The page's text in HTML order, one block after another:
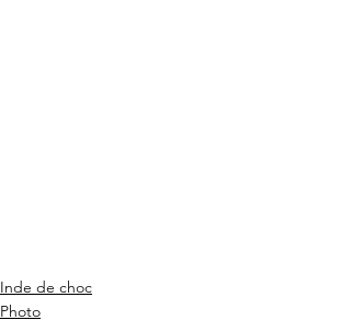
Inde de choc
Photo